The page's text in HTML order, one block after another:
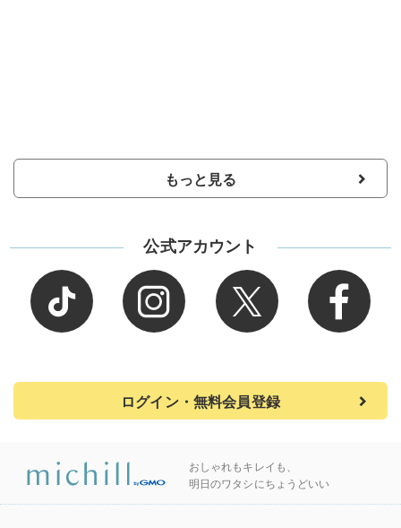
もっと見る
公式アカウント
ログイン・無料会員登録
おしゃれもキレイも、
明日のワタシにちょうどいい